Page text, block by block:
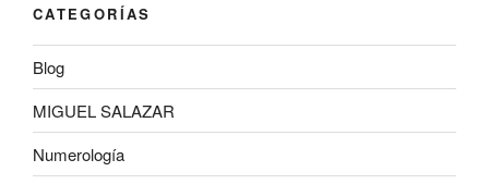
CATEGORÍAS
Blog
MIGUEL SALAZAR
Numerología